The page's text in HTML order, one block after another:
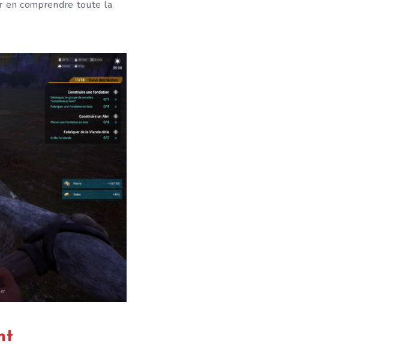
en comprendre toute la